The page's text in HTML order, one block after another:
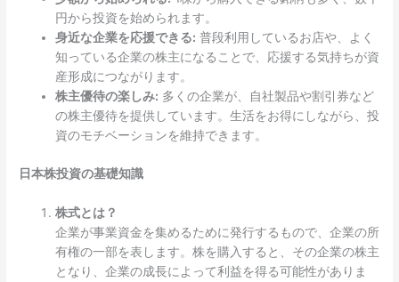
円から投資を始められます。
身近な企業を応援できる: 普段利用しているお店や、よく
知っている企業の株主になることで、応援する気持ちが資
産形成につながります。
株主優待の楽しみ: 多くの企業が、自社製品や割引券など
の株主優待を提供しています。生活をお得にしながら、投
資のモチベーションを維持できます。
日本株投資の基礎知識
株式とは？
企業が事業資金を集めるために発行するもので、企業の所
有権の一部を表します。株を購入すると、その企業の株主
となり、企業の成長によって利益を得る可能性がありま